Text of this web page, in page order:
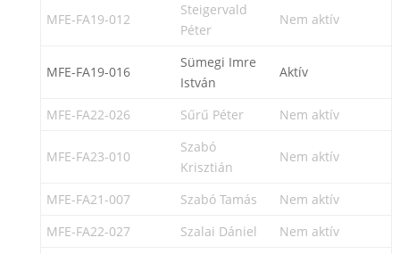
MFE-FA19-012
Steigervald
Péter
Nem aktív
MFE-FA19-016
Sümegi Imre
István
Aktív
MFE-FA22-026 Sűrű Péter Nem aktív
MFE-FA23-010
Szabó
Krisztián
Nem aktív
MFE-FA21-007 Szabó Tamás
Nem aktív
MFE-FA22-027
Szalai Dániel Nem aktív